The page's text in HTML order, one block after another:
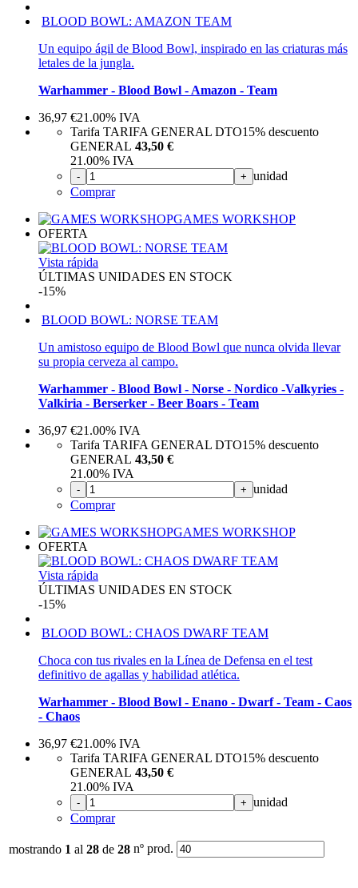
BLOOD BOWL: AMAZON TEAM
Un equipo ágil de Blood Bowl, inspirado en las criaturas más
letales de la jungla.
Warhammer - Blood Bowl - Amazon - Team
36,97 €21.00% IVA
Tarifa TARIFA GENERAL DTO15% descuento
GENERAL 43,50 €
21.00% IVA
- + unidad
Comprar
GAMES WORKSHOP
OFERTA
Vista rápida
ÚLTIMAS UNIDADES EN STOCK
-15%
BLOOD BOWL: NORSE TEAM
Un amistoso equipo de Blood Bowl que nunca olvida llevar
su propia cerveza al campo.
Warhammer - Blood Bowl - Norse - Nordico -Valkyries -
Valkiria - Berserker - Beer Boars - Team
36,97 €21.00% IVA
Tarifa TARIFA GENERAL DTO15% descuento
GENERAL 43,50 €
21.00% IVA
- + unidad
Comprar
GAMES WORKSHOP
OFERTA
Vista rápida
ÚLTIMAS UNIDADES EN STOCK
-15%
BLOOD BOWL: CHAOS DWARF TEAM
Choca con tus rivales en la Línea de Defensa en el test
definitivo de agallas y habilidad atlética.
Warhammer - Blood Bowl - Enano - Dwarf - Team - Caos
- Chaos
36,97 €21.00% IVA
Tarifa TARIFA GENERAL DTO15% descuento
GENERAL 43,50 €
21.00% IVA
- + unidad
Comprar
mostrando 1 al 28 de 28 nº prod.